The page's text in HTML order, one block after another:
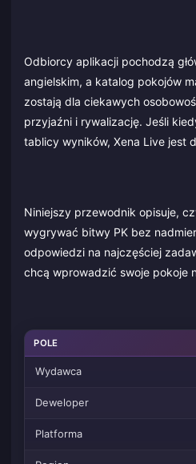
Odbiorcy aplikacji pochodzą
angielskim, a katalog pokojów
zostają dla ciekawych
przyjaźni i rywalizację. Jeśli
tablicy wyników, Xena Live jest
Niniejszy przewodnik opisuje,
wygrywać bitwy PK bez
odpowiedzi na najczęściej
chcą wprowadzić swoje pokoje
POLE
Wydawca
Deweloper
Platforma